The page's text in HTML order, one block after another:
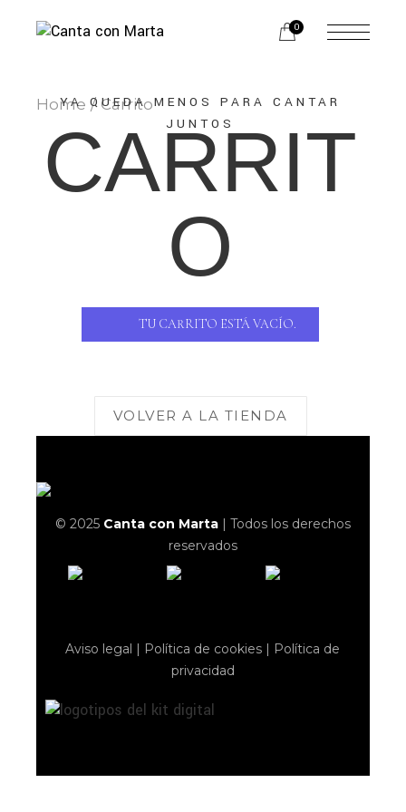
0
Home Carrito
YA QUEDA MENOS PARA CANTAR
JUNTOS
CARRIT
O
TU CARRITO ESTÁ VACÍO.
VOLVER A LA TIENDA
© 2025 Canta con Marta| Todos los derechos
reservados
Aviso legal | Política de cookies | Política de
privacidad